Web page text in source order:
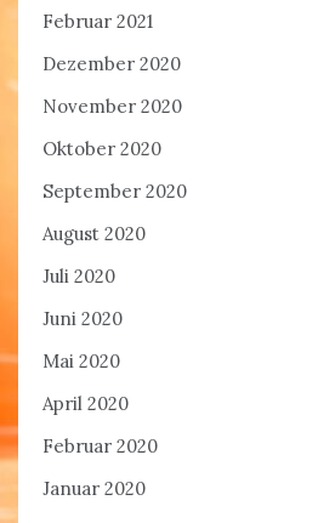
Februar 2021
Dezember 2020
November 2020
Oktober 2020
September 2020
August 2020
Juli 2020
Juni 2020
Mai 2020
April 2020
Februar 2020
Januar 2020